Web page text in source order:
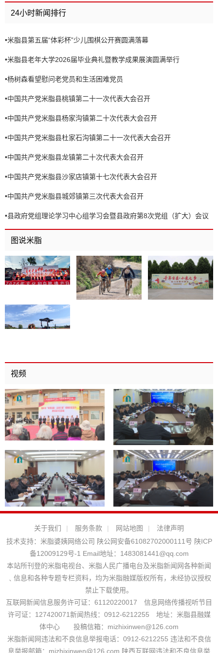
24小时新闻排行
•米脂县第五届“体彩杯”少儿围棋公开赛圆满落幕
•米脂县老年大学2026届毕业典礼暨教学成果展演圆满举行
•杨树森看望慰问老党员和生活困难党员
•中国共产党米脂县桃镇第二十一次代表大会召开
•中国共产党米脂县杨家沟镇第二十次代表大会召开
•中国共产党米脂县杜家石沟镇第二十一次代表大会召开
•中国共产党米脂县龙镇第二十次代表大会召开
•中国共产党米脂县沙家店镇第十七次代表大会召开
•中国共产党米脂县城郊镇第三次代表大会召开
•县政府党组理论学习中心组学习会暨县政府第8次党组（扩大）会议
召开
图说米脂
视频
关于我们 | 服务条款 | 网站地图 |
法律声明
技术支持： 米脂婆姨网络公司 陕公网安备61082702000111号 陕ICP
备12009129号-1 Email地址： 1483081441@qq.com
本站所刊登的米脂电视台、米脂人民广播电台及米脂新闻网各种新闻
﹑信息和各种专题专栏资料，均为米脂融媒版权所有，未经协议授权
禁止下载使用。
互联网新闻信息服务许可证：61120220017 信息网络传播视听节目
许可证：127420071新闻热线：0912-6212255 地址：米脂县融媒
体中心 投稿信箱：mizhixinwen@126.com
米脂新闻网违法和不良信息举报电话：0912-6212255 违法和不良信
息举报邮箱：mizhixinwen@126.com 陕西互联网违法和不良信息举